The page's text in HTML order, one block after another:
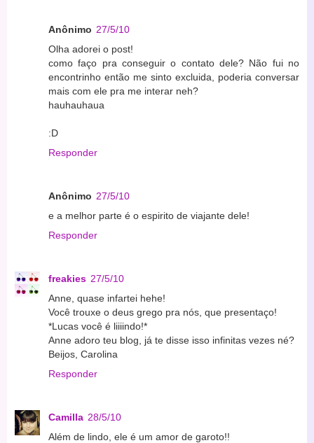
Anônimo 27/5/10
Olha adorei o post!
como faço pra conseguir o contato dele? Não fui no
encontrinho então me sinto excluida, poderia conversar
mais com ele pra me interar neh?
hauhauhaua
:D
Responder
Anônimo 27/5/10
e a melhor parte é o espirito de viajante dele!
Responder
freakies 27/5/10
Anne, quase infartei hehe!
Você trouxe o deus grego pra nós, que presentaço!
*Lucas você é liiiindo!*
Anne adoro teu blog, já te disse isso infinitas vezes né?
Beijos, Carolina
Responder
Camilla 28/5/10
Além de lindo, ele é um amor de garoto!!